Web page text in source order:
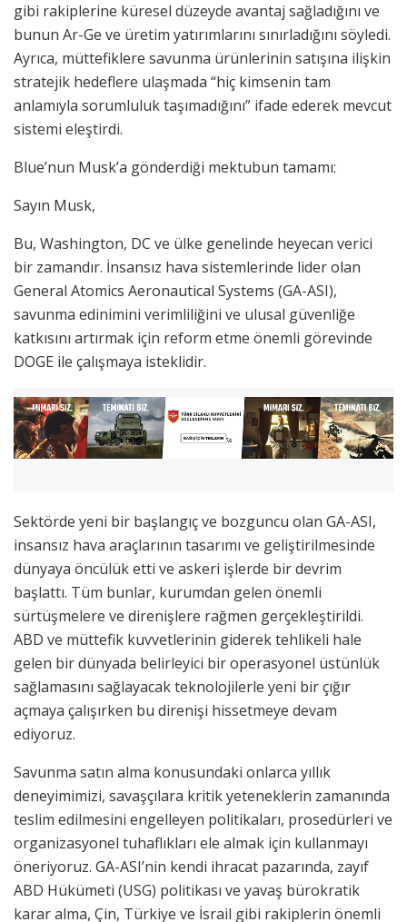
gibi rakiplerine küresel düzeyde avantaj sağladığını ve
bunun Ar-Ge ve üretim yatırımlarını sınırladığını söyledi.
Ayrıca, müttefiklere savunma ürünlerinin satışına ilişkin
stratejik hedeflere ulaşmada “hiç kimsenin tam
anlamıyla sorumluluk taşımadığını” ifade ederek mevcut
sistemi eleştirdi.
Blue’nun Musk’a gönderdiği mektubun tamamı:
Sayın Musk,
Bu, Washington, DC ve ülke genelinde heyecan verici
bir zamandır. İnsansız hava sistemlerinde lider olan
General Atomics Aeronautical Systems (GA-ASI),
savunma edinimini verimliliğini ve ulusal güvenliğe
katkısını artırmak için reform etme önemli görevinde
DOGE ile çalışmaya isteklidir.
Sektörde yeni bir başlangıç ​​ve bozguncu olan GA-ASI,
insansız hava araçlarının tasarımı ve geliştirilmesinde
dünyaya öncülük etti ve askeri işlerde bir devrim
başlattı. Tüm bunlar, kurumdan gelen önemli
sürtüşmelere ve direnişlere rağmen gerçekleştirildi.
ABD ve müttefik kuvvetlerinin giderek tehlikeli hale
gelen bir dünyada belirleyici bir operasyonel üstünlük
sağlamasını sağlayacak teknolojilerle yeni bir çığır
açmaya çalışırken bu direnişi hissetmeye devam
ediyoruz.
Savunma satın alma konusundaki onlarca yıllık
deneyimimizi, savaşçılara kritik yeteneklerin zamanında
teslim edilmesini engelleyen politikaları, prosedürleri ve
organizasyonel tuhaflıkları ele almak için kullanmayı
öneriyoruz. GA-ASI’nin kendi ihracat pazarında, zayıf
ABD Hükümeti (USG) politikası ve yavaş bürokratik
karar alma, Çin, Türkiye ve İsrail gibi rakiplerin önemli